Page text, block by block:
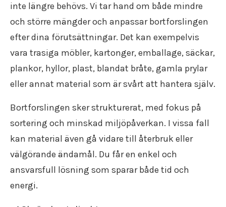
Flyttfirma Gustavsberg
Flyttfirma Göteborg Stockholm
Flyttfirma Hallstahammar
Flyttfirma Haninge
Flyttfirma Huddinge
Flyttfirma Kinda
Flyttfirma Kungsör
Flyttfirma Köpenhamn
Flyttfirma Köping
Flyttfirma Långflytt
Flyttfirma Malmköping
inte längre behövs. Vi tar hand om både mindre
och större mängder och anpassar bortforslingen
efter dina förutsättningar. Det kan exempelvis
vara trasiga möbler, kartonger, emballage, säckar,
plankor, hyllor, plast, blandat bråte, gamla prylar
eller annat material som är svårt att hantera själv.
Bortforslingen sker strukturerat, med fokus på
sortering och minskad miljöpåverkan. I vissa fall
kan material även gå vidare till återbruk eller
välgörande ändamål. Du får en enkel och
ansvarsfull lösning som sparar både tid och
energi.